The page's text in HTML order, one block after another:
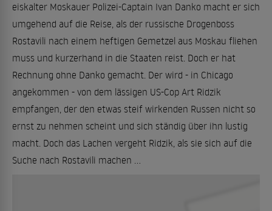
eiskalter Moskauer Polizei-Captain Ivan Danko macht er sich
umgehend auf die Reise, als der russische Drogenboss
Rostavili nach einem heftigen Gemetzel aus Moskau fliehen
muss und kurzerhand in die Staaten reist. Doch er hat
Rechnung ohne Danko gemacht. Der wird - in Chicago
angekommen - von dem lässigen US-Cop Art Ridzik
empfangen, der den etwas steif wirkenden Russen nicht so
ernst zu nehmen scheint und sich ständig über ihn lustig
macht. Doch das Lachen vergeht Ridzik, als sie sich auf die
Suche nach Rostavili machen ...